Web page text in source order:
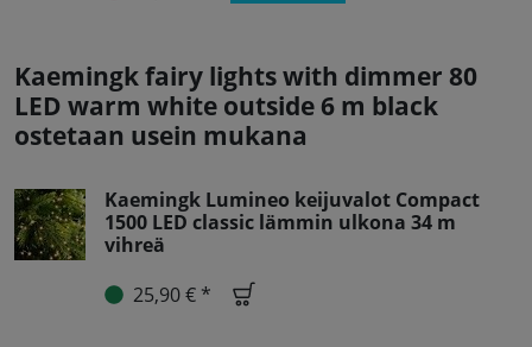
Kaemingk fairy lights with dimmer 80
LED warm white outside 6 m black
ostetaan usein mukana
Kaemingk Lumineo keijuvalot Compact
1500 LED classic lämmin ulkona 34 m
vihreä
25,90 € *